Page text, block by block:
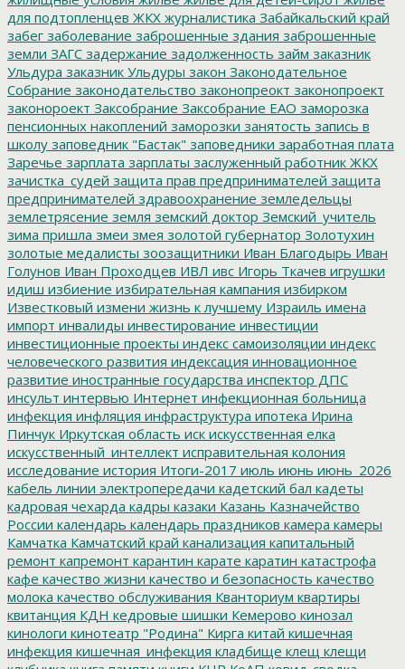
для подтопленцев ЖКХ журналистика Забайкальский край
забег заболевание заброшенные здания заброшенные
земли ЗАГС задержание задолженность займ заказник
Ульдура заказник Ульдуры закон Законодательное
Собрание законодательство законопреокт законопроект
законороект Заксобрание Заксобрание ЕАО заморозка
пенсионных накоплений заморозки занятость запись в
школу заповедник "Бастак" заповедники заработная плата
Заречье зарплата зарплаты заслуженный работник ЖКХ
зачистка_судей защита прав предпринимателей защита
предпринимателей здравоохранение земледельцы
землетрясение земля земский доктор Земский_учитель
зима пришла змеи змея золотой губернатор Золотухин
золотые медалисты зоозащитники Иван Благодырь Иван
Голунов Иван Проходцев ИВЛ ивс Игорь Ткачев игрушки
идиш избиение избирательная кампания избирком
Известковый измени жизнь к лучшему Израиль имена
импорт инвалиды инвестирование инвестиции
инвестиционные проекты индекс самоизоляции индекс
человеческого развития индексация инновационное
развитие иностранные государства инспектор ДПС
инсульт интервью Интернет инфекционная больница
инфекция инфляция инфраструктура ипотека Ирина
Пинчук Иркутская область иск искусственная елка
искусственный_интеллект исправительная колония
исследование история Итоги-2017 июль июнь июнь_2026
кабель линии электропередачи кадетский бал кадеты
кадровая чехарда кадры казаки Казань Казначейство
России календарь календарь праздников камера камеры
Камчатка Камчатский край канализация капитальный
ремонт капремонт карантин карате каратин катастрофа
кафе качество жизни качество и безопасность качество
молока качество обслуживания Кванториум квартиры
квитанция КДН кедровые шишки Кемерово кинозал
кинологи кинотеатр "Родина" Кирга китай кишечная
инфекция кишечная_инфекция кладбище клещ клещи